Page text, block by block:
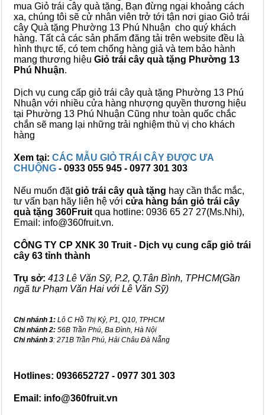
mua Giỏ trái cây quà tặng, Bạn đừng ngại khoảng cách
xa, chúng tôi sẽ cử nhân viên trở tới tận nơi giao Giỏ trái
cây Quà tặng Phường 13 Phú Nhuận cho quý khách
hàng. Tất cả các sản phẩm đăng tải trên website đều là
hình thực tế, có tem chống hàng giả và tem bảo hành
mang thương hiệu Giỏ trái cây quà tặng Phường 13
Phú Nhuận.
Dịch vụ cung cấp giỏ trái cây quà tặng Phường 13 Phú
Nhuận với nhiều cửa hàng nhượng quyền thương hiệu
tại Phường 13 Phú Nhuận Cũng như toàn quốc chắc
chắn sẽ mang lại những trải nghiệm thù vị cho khách
hàng
Xem tại: CÁC MẪU GIỎ TRÁI CÂY ĐƯỢC ƯA
CHUỘNG - 0933 055 945 - 0977 301 303
Nếu muốn đặtgiỏ trái cây quà tặng hay cần thắc mắc,
tư vấn bạn hãy liên hệ với cửa hàng bán giỏ trái cây
quà tặng 360Fruit qua hotline: 0936 65 27 27(Ms.Nhi),
Email: info@360fruit.vn.
CÔNG TY CP XNK 30 Truit - Dịch vụ cung cấp giỏ trái
cây 63 tỉnh thành
Trụ sở: 413 Lê Văn Sỹ, P.2, Q.Tân Bình, TPHCM(Gần
ngã tư Phạm Văn Hai với Lê Văn Sỹ)
Chi nhánh 1: Lô C Hồ Thị Kỷ, P1, Q10, TPHCM
Chi nhánh 2: 56B Trần Phú, Ba Đình, Hà Nội
Chi nhánh 3: 271B Trần Phú, Hải Châu Đà Nẵng
Hotlines: 0936652727 - 0977 301 303
Email: info@360fruit.vn